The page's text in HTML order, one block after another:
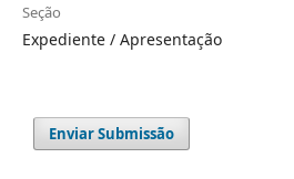
Seção
Expediente / Apresentação
Enviar Submissão